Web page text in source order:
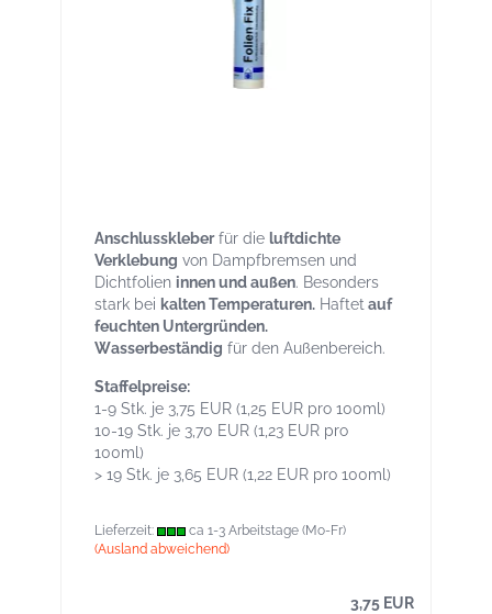
Anschlusskleberfür die luftdichte
Verklebung von Dampfbremsen und
Dichtfolien innen und außen. Besonders
stark bei kalten Temperaturen. Haftetauf
feuchten Untergründen.
Wasserbeständig für den Außenbereich.
Staffelpreise:
1-9 Stk. je 3,75 EUR (1,25 EUR pro 100ml)
10-19 Stk. je 3,70 EUR (1,23 EUR pro
100ml)
> 19 Stk. je 3,65 EUR (1,22 EUR pro 100ml)
Lieferzeit:
ca 1-3 Arbeitstage (Mo-Fr)
(Ausland abweichend)
3,75 EUR